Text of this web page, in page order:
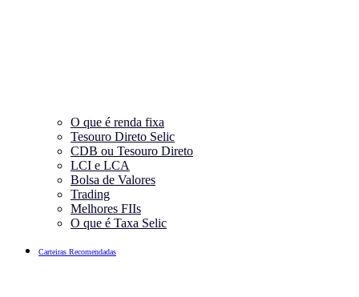
O que é renda fixa
Tesouro Direto Selic
CDB ou Tesouro Direto
LCI e LCA
Bolsa de Valores
Trading
Melhores FIIs
O que é Taxa Selic
Carteiras Recomendadas